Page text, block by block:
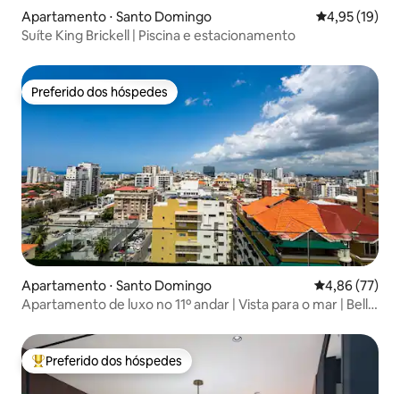
Apartamento ⋅ Santo Domingo 4,95 de uma
4,95 (19)
Suíte King Brickell | Piscina e estacionamento
Preferido dos hóspedes
Preferido dos hóspedes
Apartamento ⋅ Santo Domingo 4,86 de uma
4,86 (77)
Apartamento de luxo no 11º andar | Vista para o mar | Bella
Entre os melhores preferidos dos hóspedes
Preferido dos hóspedes